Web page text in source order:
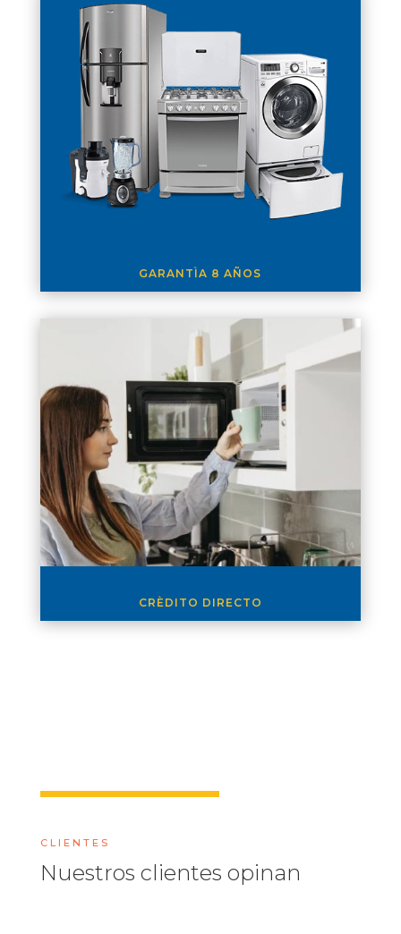
GARANTÌA 8 AÑOS
CRÈDITO DIRECTO
CLIENTES
Nuestros clientes opinan